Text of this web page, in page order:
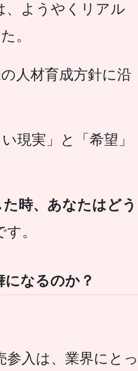
、ようやくリアル
。
人材育成方針に沿
現実」と「希望」
時、あなたはどう
。
なるのか？
参入は、業界にとっ